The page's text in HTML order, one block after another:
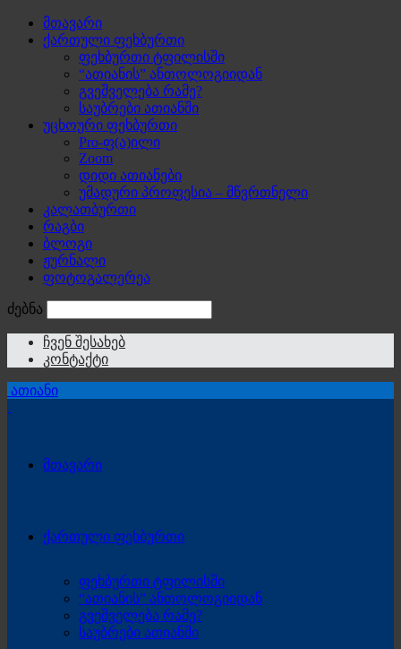
მთავარი
ქართული ფეხბურთი
ფეხბურთი ტფილისში
“ათიანის” ანთოლოგიიდან
გვეშველება რამე?
საუბრები ათიანში
უცხოური ფეხბურთი
Pro-ფ(ა)ილი
Zoom
დიდი ათიანები
უმადური პროფესია – მწვრთნელი
კალათბურთი
რაგბი
ბლოგი
ჟურნალი
ფოტოგალერეა
ძებნა
ჩვენ შესახებ
კონტაქტი
ათიანი
მთავარი
ქართული ფეხბურთი
ფეხბურთი ტფილისში
“ათიანის” ანთოლოგიიდან
გვეშველება რამე?
საუბრები ათიანში